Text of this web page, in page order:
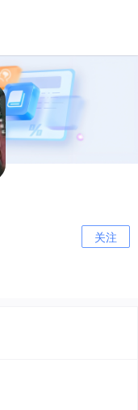
关注